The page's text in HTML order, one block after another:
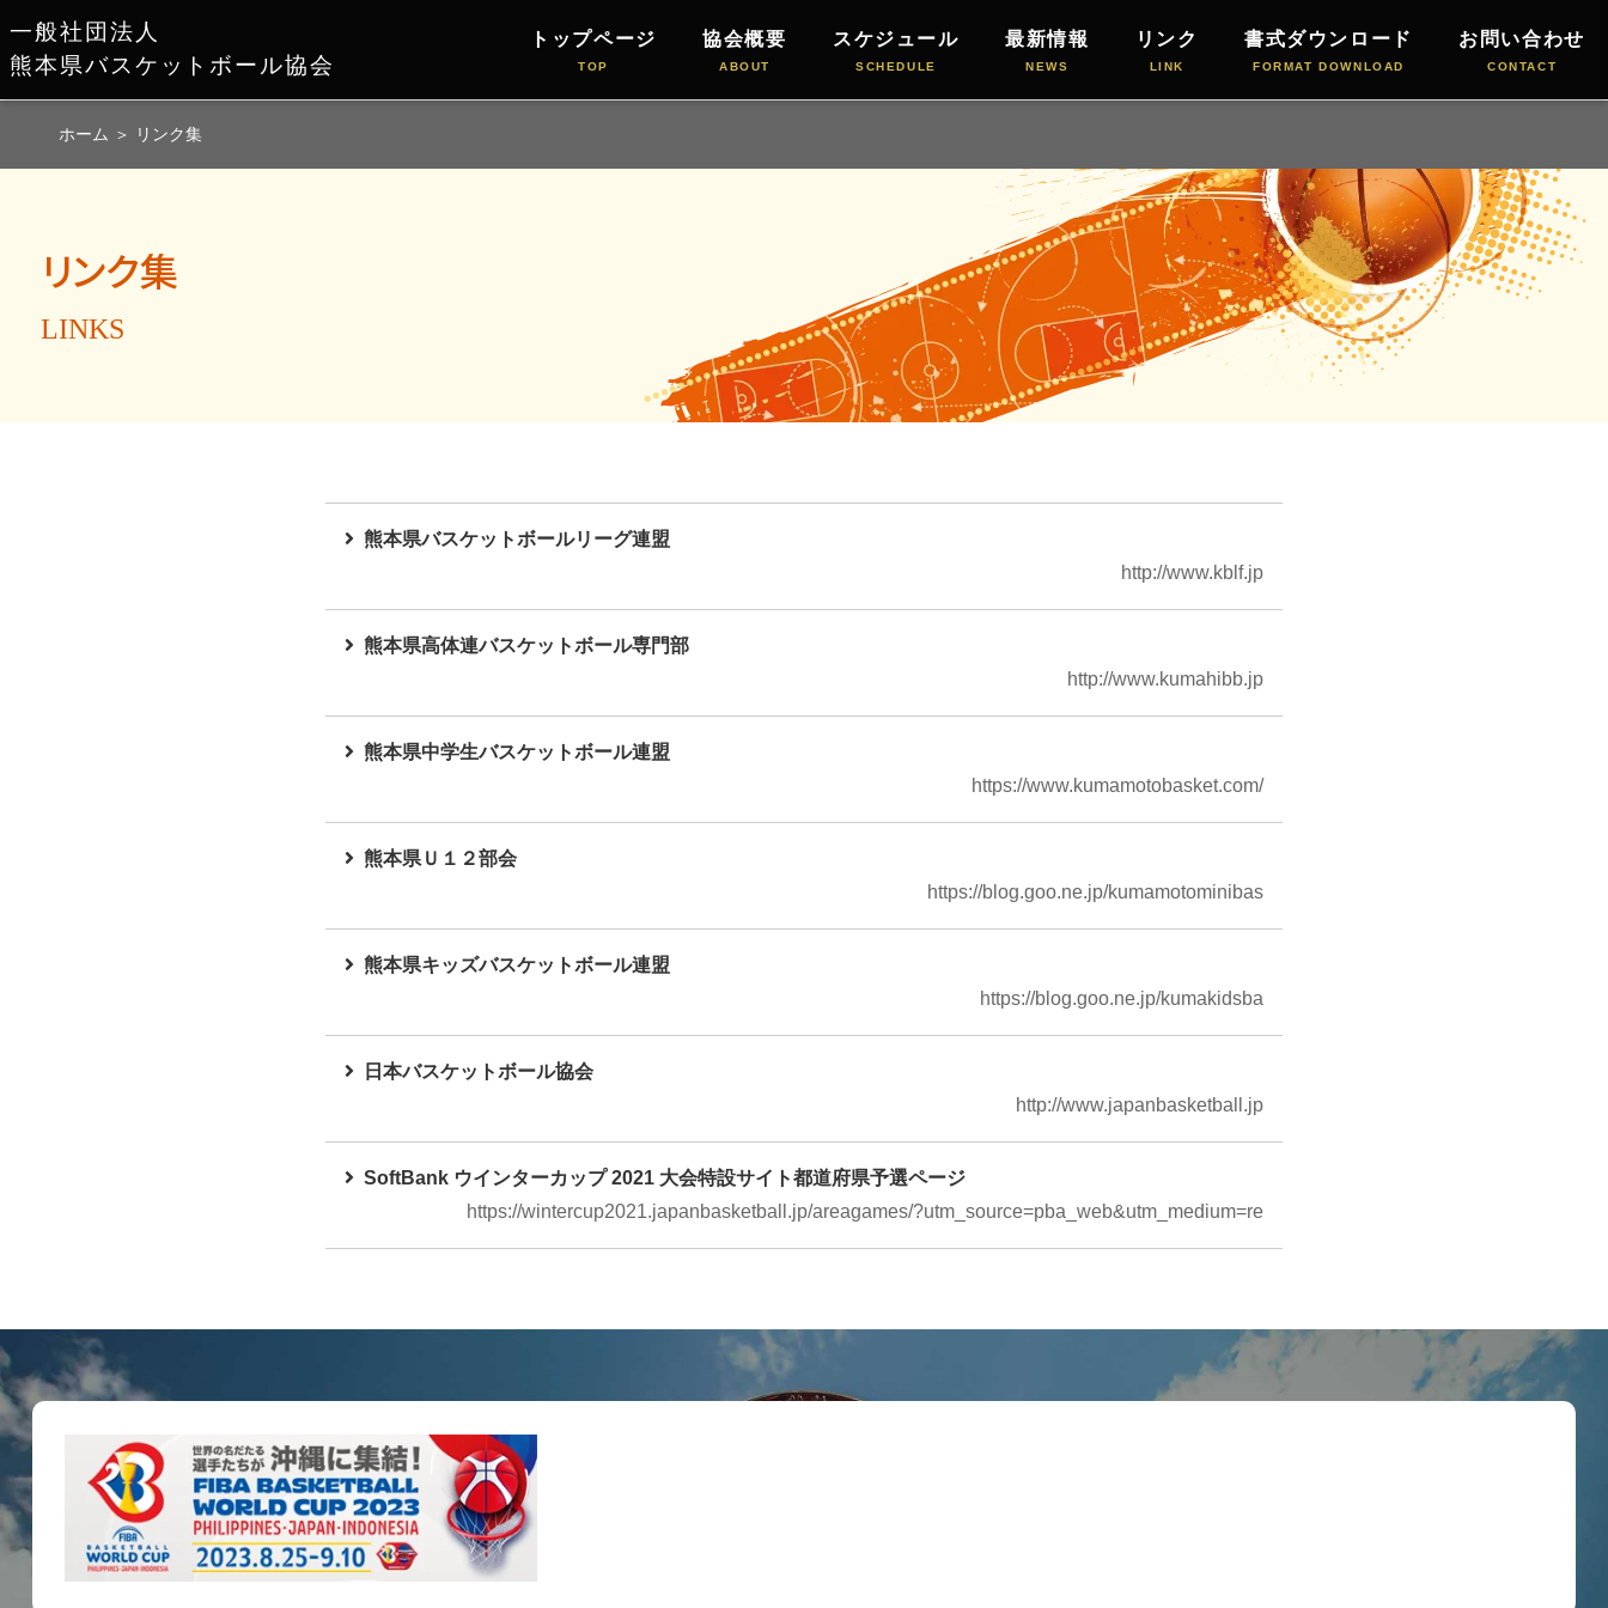
一般社団法人
熊本県バスケットボール協会
トップページ
TOP
協会概要
ABOUT
スケジュール
SCHEDULE
最新情報
NEWS
リンク
LINK
書式ダウンロード
FORMAT DOWNLOAD
お問い合わせ
CONTACT
ホーム ＞ リンク集
リンク集
LINKS
熊本県バスケットボールリーグ連盟
http://www.kblf.jp
熊本県高体連バスケットボール専門部
http://www.kumahibb.jp
熊本県中学生バスケットボール連盟
https://www.kumamotobasket.com/
熊本県Ｕ１２部会
https://blog.goo.ne.jp/kumamotominibas
熊本県キッズバスケットボール連盟
https://blog.goo.ne.jp/kumakidsba
日本バスケットボール協会
http://www.japanbasketball.jp
SoftBank ウインターカップ 2021 大会特設サイト都道府県予選ページ
https://wintercup2021.japanbasketball.jp/areagames/?utm_source=pba_web&utm_medium=re